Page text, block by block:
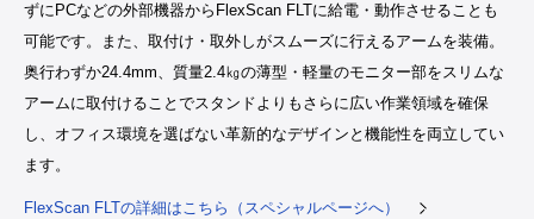
ずにPCなどの外部機器からFlexScan FLTに給電・動作させることも
可能です。また、取付け・取外しがスムーズに行えるアームを装備。
奥行わずか24.4mm、質量2.4㎏の薄型・軽量のモニター部をスリムな
アームに取付けることでスタンドよりもさらに広い作業領域を確保
し、オフィス環境を選ばない革新的なデザインと機能性を両立してい
ます。
FlexScan FLTの詳細はこちら（スペシャルページへ）